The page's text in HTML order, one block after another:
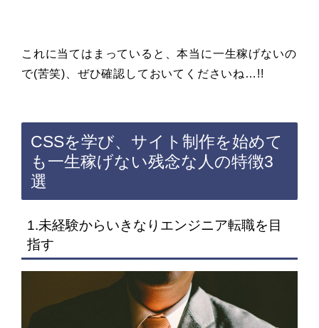
これに当てはまっていると、本当に一生稼げないの
で(苦笑)、ぜひ確認しておいてくださいね…!!
CSSを学び、サイト制作を始めて
も一生稼げない残念な人の特徴3
選
1.未経験からいきなりエンジニア転職を目
指す